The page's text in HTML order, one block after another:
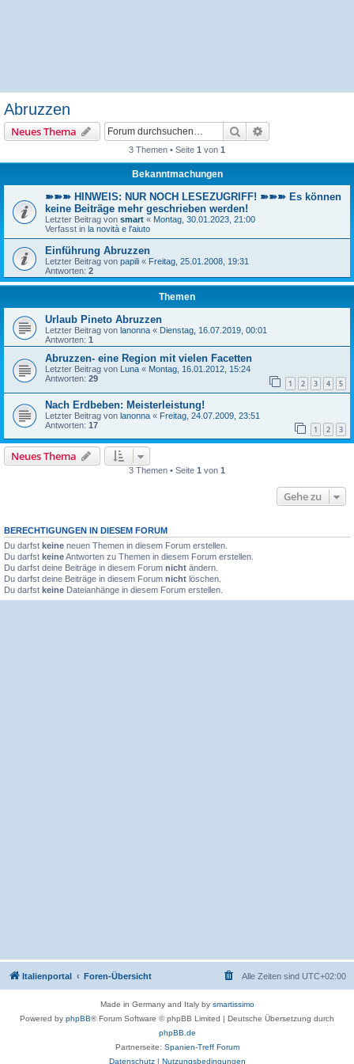
Abruzzen
Neues Thema Suche
3 Themen • Seite 1 von 1
Bekanntmachungen
➽➽➽ HINWEIS: NUR NOCH LESEZUGRIFF! ➽➽➽ Es können
keine Beiträge mehr geschrieben werden!
Letzter Beitrag von smart « Montag, 30.01.2023, 21:00
Verfasst in la novità e l'aiuto
Einführung Abruzzen
Letzter Beitrag von papili « Freitag, 25.01.2008, 19:31
Antworten: 2
Themen
Urlaub Pineto Abruzzen
Letzter Beitrag von lanonna « Dienstag, 16.07.2019, 00:01
Antworten: 1
Abruzzen- eine Region mit vielen Facetten
Letzter Beitrag von Luna « Montag, 16.01.2012, 15:24
Antworten: 29 1 2 3 4 5
Nach Erdbeben: Meisterleistung!
Letzter Beitrag von lanonna « Freitag, 24.07.2009, 23:51
Antworten: 17 1 2 3
Neues Thema
3 Themen • Seite 1 von 1
Gehe zu
BERECHTIGUNGEN IN DIESEM FORUM
Du darfst keine neuen Themen in diesem Forum erstellen.
Du darfst keineAntworten zu Themen in diesem Forum erstellen.
Du darfst deine Beiträge in diesem Forum nicht ändern.
Du darfst deine Beiträge in diesem Forum nicht löschen.
Du darfst keine Dateianhänge in diesem Forum erstellen.
Italienportal Foren-Übersicht Alle Zeiten sind UTC+02:00
Made in Germany and Italy by smartissimo
Powered by phpBB® Forum Software © phpBB Limited | Deutsche Übersetzung durch
phpBB.de
Partnerseite: Spanien-Treff Forum
Datenschutz| Nutzungsbedingungen